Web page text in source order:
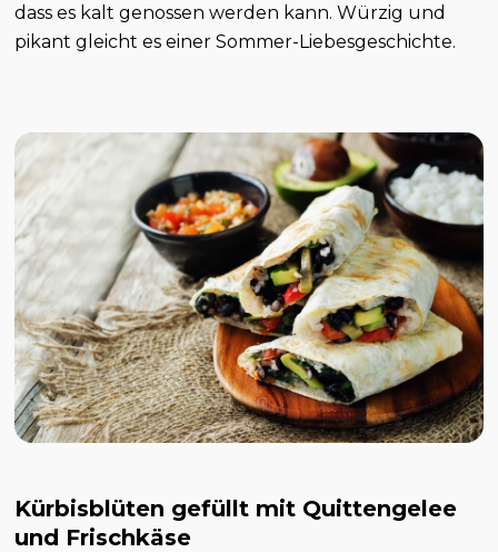
dass es kalt genossen werden kann. Würzig und
pikant gleicht es einer Sommer-Liebesgeschichte.
Kürbisblüten gefüllt mit Quittengelee
und Frischkäse